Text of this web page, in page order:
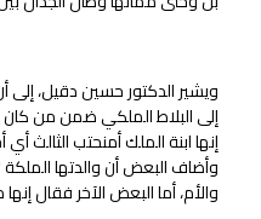
ويشير الدكتور حسين دقيل، إلى
إلى البلاط الملكي ضمن من كان
إنها ابنة الملك أمنحتب الثالث أي
وأضاف البعض أن والدتها الملكة
والأم، أما البعض الآخر فقال